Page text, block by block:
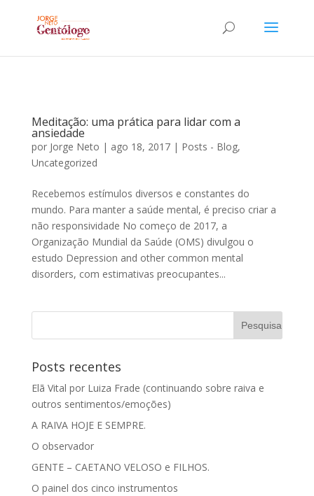
Meditação: uma prática para lidar com a
ansiedade
por Jorge Neto | ago 18, 2017| Posts - Blog,
Uncategorized
Recebemos estímulos diversos e constantes do
mundo. Para manter a saúde mental, é preciso criar a
não responsividade No começo de 2017, a
Organização Mundial da Saúde (OMS) divulgou o
estudo Depression and other common mental
disorders, com estimativas preocupantes...
Posts recentes
Elã Vital por Luiza Frade (continuando sobre raiva e
outros sentimentos/emoções)
A RAIVA HOJE E SEMPRE.
O observador
GENTE – CAETANO VELOSO e FILHOS.
O painel dos cinco instrumentos